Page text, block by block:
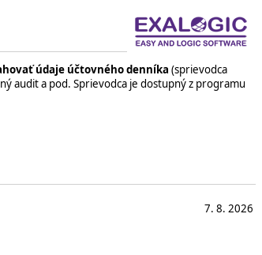
údaje účtovného denníka (sprievodca
audit a pod. Sprievodca je dostupný z programu
7. 8. 2026